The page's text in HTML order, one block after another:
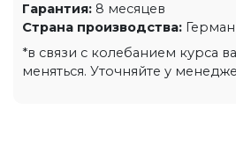
Гарантия: 8 месяцев
Страна производства:
*в связи с колебанием курса
меняться. Уточняйте у